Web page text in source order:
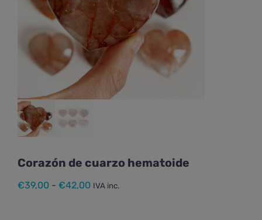
Corazón de cuarzo hematoide
€39,00 - €42,00 Rango
IVA inc.